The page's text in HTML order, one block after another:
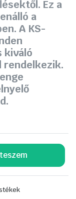
Ez a
a
A KS-
kiváló
rendelkezik.